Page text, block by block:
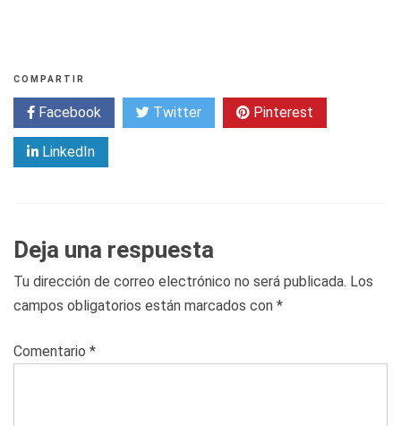
COMPARTIR
Facebook Twitter Pinterest
LinkedIn
Deja una respuesta
Tu dirección de correo electrónico no será publicada. Los
campos obligatorios están marcados con *
Comentario *